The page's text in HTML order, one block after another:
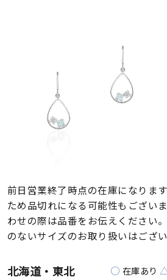
在庫ありのみ
前日営業終了時点の在庫になりま
ため品切れになる可能性もござい
わせの際は品番をお伝えください
のないサイズのお取り扱いはござい
○ 在庫あり
北海道・東北